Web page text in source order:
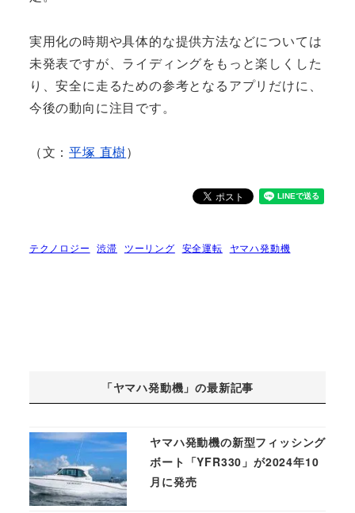
実用化の時期や具体的な提供方法などについては
未発表ですが、ライディングをもっと楽しくした
り、安全に走るための参考となるアプリだけに、
今後の動向に注目です。
（文：平塚 直樹）
テクノロジー 渋滞 ツーリング 安全運転 ヤマハ発動機
「ヤマハ発動機」の最新記事
ヤマハ発動機の新型フィッシング
ボート「YFR330」が2024年10
月に発売